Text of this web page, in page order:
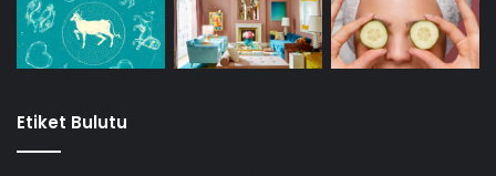
Etiket Bulutu